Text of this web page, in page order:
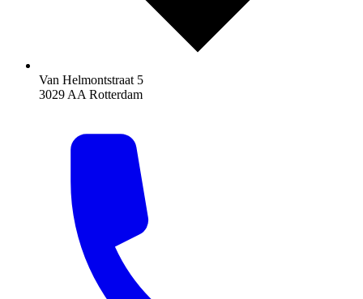
Van Helmontstraat 5
3029 AA Rotterdam